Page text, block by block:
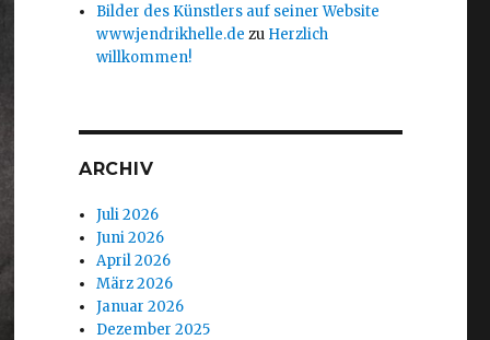
Bilder des Künstlers auf seiner Website
www.jendrikhelle.de zu Herzlich
willkommen!
ARCHIV
Juli 2026
Juni 2026
April 2026
März 2026
Januar 2026
Dezember 2025